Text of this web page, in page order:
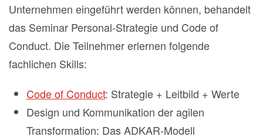
Unternehmen eingeführt werden können, behandelt
das Seminar Personal-Strategie und Code of
Conduct. Die Teilnehmer erlernen folgende
fachlichen Skills:
Code of Conduct: Strategie + Leitbild + Werte
Design und Kommunikation der agilen
Transformation: Das ADKAR-Modell